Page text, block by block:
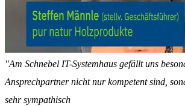
"Am Schnebel IT-Systemhaus gefällt uns
Ansprechpartner nicht nur kompetent sind,
sehr sympathisch